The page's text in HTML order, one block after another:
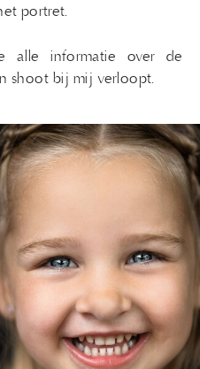
portret.
alle informatie over de
shoot bij mij verloopt.